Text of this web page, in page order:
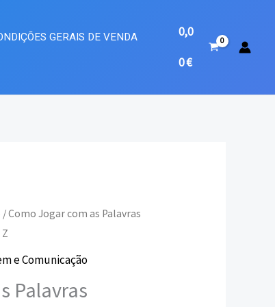
GERAIS DE VENDA
0,0
0€
/ Como Jogar com as Palavras
e Comunicação
Palavras